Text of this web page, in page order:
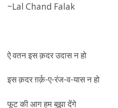
~Lal Chand Falak
ऐ वतन इस क़दर उदास न हो
इस क़दर ग़र्क़-ए-रंज-व-यास न हो
फूट की आग हम बुझा देंगे